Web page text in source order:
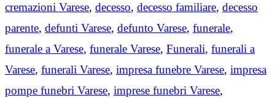
cremazioni Varese, decesso, decesso familiare, decesso
parente, defunti Varese, defunto Varese, funerale,
funerale a Varese, funerale Varese, Funerali, funerali a
Varese, funerali Varese, impresa funebre Varese, impresa
pompe funebri Varese, imprese funebri Varese,